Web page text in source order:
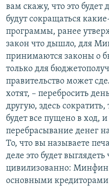
вам скажу, что это будет
будут сокращаться
программы, ранее
закон что дышло, для
принимаются законы о
только для
правительство может
хотят, – перебросить
другую, здесь
будет все пущено в ход,
перебрасывание денег
То, что вы называете
деле это будет выглядеть
цивилизованно: Минфин
основными кредиторами